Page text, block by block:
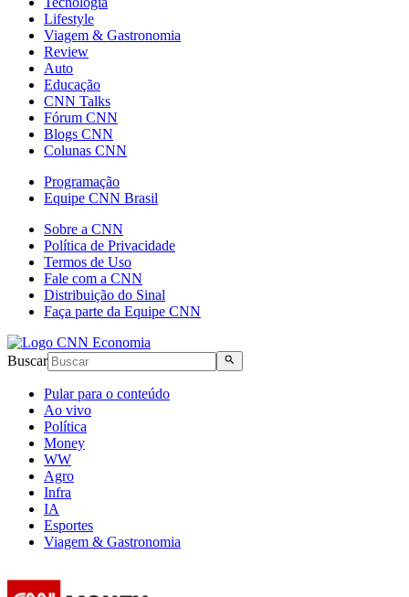
Lifestyle
Viagem & Gastronomia
Review
Auto
Educação
CNN Talks
Fórum CNN
Blogs CNN
Colunas CNN
Programação
Equipe CNN Brasil
Sobre a CNN
Política de Privacidade
Termos de Uso
Fale com a CNN
Distribuição do Sinal
Faça parte da Equipe CNN
Buscar
Pular para o conteúdo
Ao vivo
Política
Money
WW
Agro
Infra
IA
Esportes
Viagem & Gastronomia